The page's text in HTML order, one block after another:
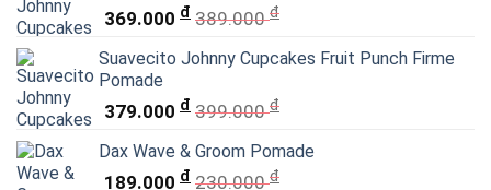
369.000 đ 389.000đ
Suavecito Johnny Cupcakes Fruit Punch Firme
Pomade
379.000 đ 399.000đ
Dax Wave & Groom Pomade
189.000 đ 230.000đ